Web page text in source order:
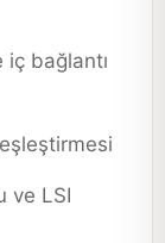
iç bağlantı
ve LSI